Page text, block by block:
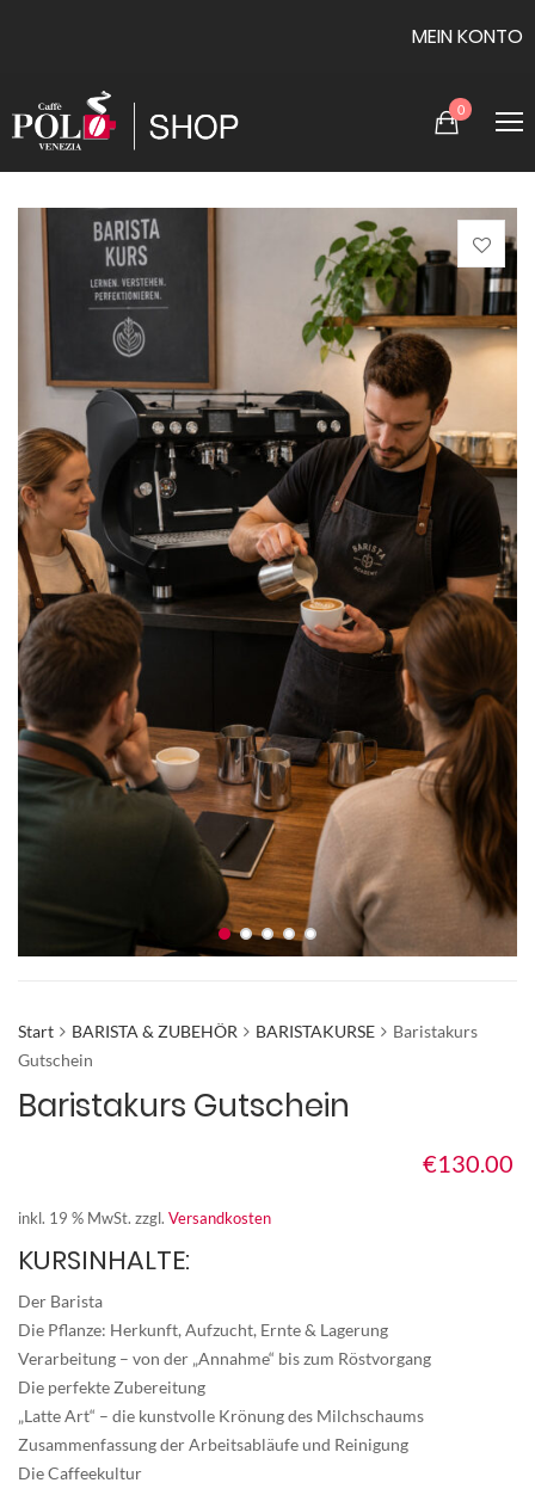
MEIN KONTO
0
Start BARISTA & ZUBEHÖR BARISTAKURSE
Baristakurs
Gutschein
Baristakurs Gutschein
€130.00
inkl. 19 % MwSt. zzgl. Versandkosten
KURSINHALTE:
Der Barista
Die Pflanze: Herkunft, Aufzucht, Ernte & Lagerung
Verarbeitung – von der „Annahme“ bis zum Röstvorgang
Die perfekte Zubereitung
„Latte Art“ – die kunstvolle Krönung des Milchschaums
Zusammenfassung der Arbeitsabläufe und Reinigung
Die Caffeekultur